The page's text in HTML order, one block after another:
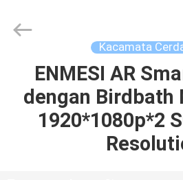
RUMAH
PRODUK
Technology
Kacamata
ENMESI AR
dengan Birdbath
1920*1080p*2